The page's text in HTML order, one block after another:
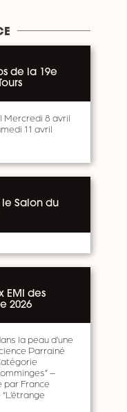
de la 19e
Mercredi 8 avril
11 avril
le Salon du
EMI des
2026
la peau d’une
Parrainé
–
par France